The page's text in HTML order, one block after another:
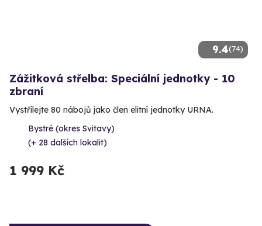
9.4(74)
Zážitková střelba: Speciální jednotky - 10
zbraní
Vystřílejte 80 nábojů jako člen elitní jednotky URNA.
Bystré (okres Svitavy)
(+ 28 dalších lokalit)
1 999 Kč